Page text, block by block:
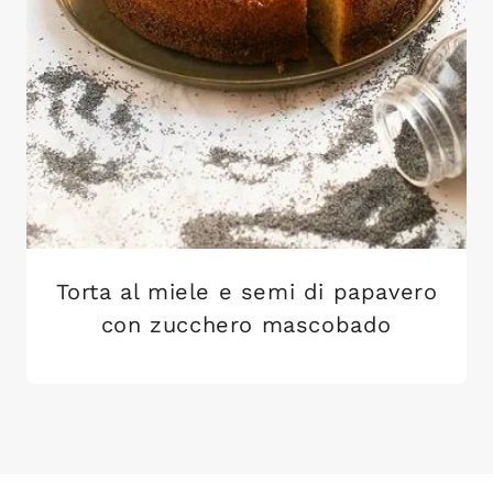
Torta al miele e semi di papavero
con zucchero mascobado